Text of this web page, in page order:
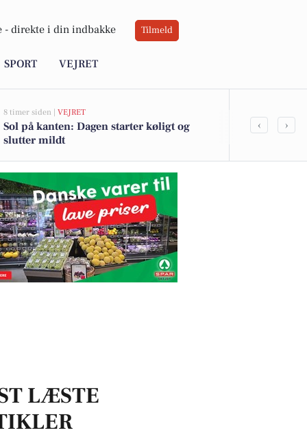
- direkte i din indbakke Tilmeld
SPORT VEJRET
8 timer siden | VEJRET
Sol på kanten: Dagen starter køligt og
slutter mildt
Flere
‹ ›
LÆSTE